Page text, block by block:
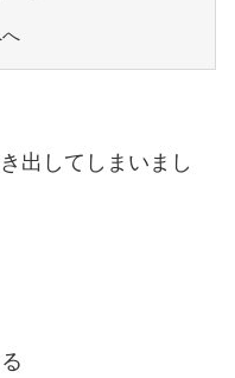
出してしまいまし